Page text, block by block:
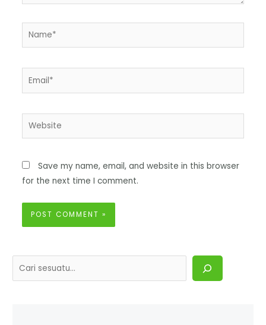
Save my name, email, and website in this browser
for the next time I comment.